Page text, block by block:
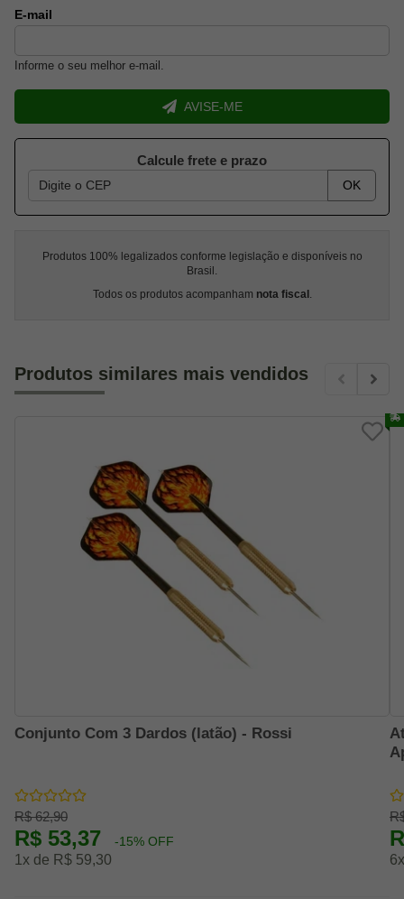
E-mail
Informe o seu melhor e-mail.
AVISE-ME
Calcule frete e prazo
OK
Produtos 100% legalizados conforme legislação e disponíveis no
Brasil.
Todos os produtos acompanham nota fiscal.
Produtos similares mais vendidos
Conjunto Com 3 Dardos (latão) - Rossi
R$ 62,90
R$ 53,37 -15% OFF
1x de R$ 59,30